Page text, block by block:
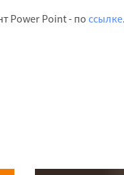
Power Point - поссылке.